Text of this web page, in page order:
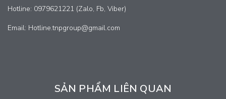
Hotline: 0979621221 (Zalo, Fb, Viber)
Email: Hotline.tnpgroup@gmail.com
SẢN PHẨM LIÊN QUAN